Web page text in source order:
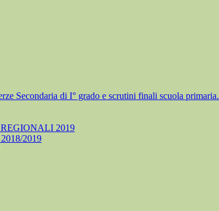
Secondaria di I° grado e scrutini finali scuola primaria.
2019
2019